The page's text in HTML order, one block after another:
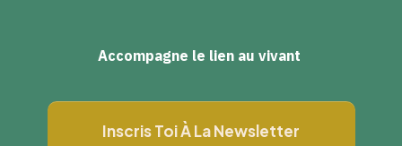
Accompagne le lien au vivant
Inscris Toi À La Newsletter